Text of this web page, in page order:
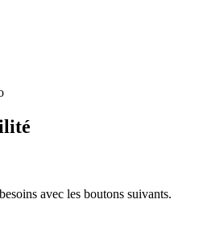
avec les boutons suivants.